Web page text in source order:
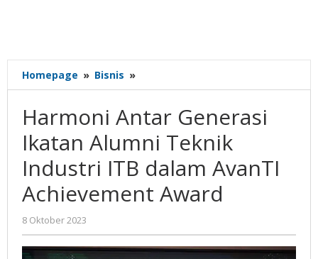
Homepage » Bisnis »
Antar
Ikatan
Alumni
Teknik
Industri
ITB
dalam
Award
Harmoni Antar Generasi
Ikatan Alumni Teknik
Industri ITB dalam AvanTI
Achievement Award
8 Oktober 2023
Gatot
Susanto